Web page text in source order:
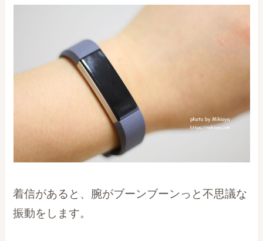
着信があると、腕がブーンブーンっと不思議な
振動をします。